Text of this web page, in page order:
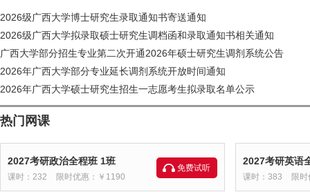
2026级广西大学博士研究生录取通知书寄送通知
2026级广西大学拟录取硕士研究生调档函和录取通知书相关通知
广西大学部分招生专业第二次开通2026年硕士研究生调剂系统公告
2026年广西大学部分专业延长调剂系统开放时间通知
2026年广西大学硕士研究生招生一志愿考生拟录取名单公示
热门网课
2027考研政治全程班 1班
课时：232 限时优惠：￥1190
免费试听
2027考研英语
课时：383 限